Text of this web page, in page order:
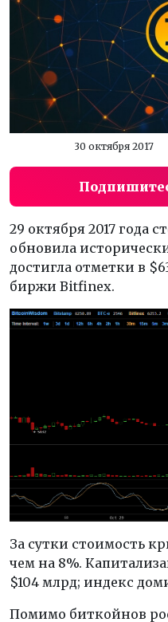
30 октября 2017
29 октября 2017 года
обновила
достигла отметки в
биржи Bitfinex.
За сутки стоимость
чем на 8%.
$104 млрд; индекс
Помимо биткойнов